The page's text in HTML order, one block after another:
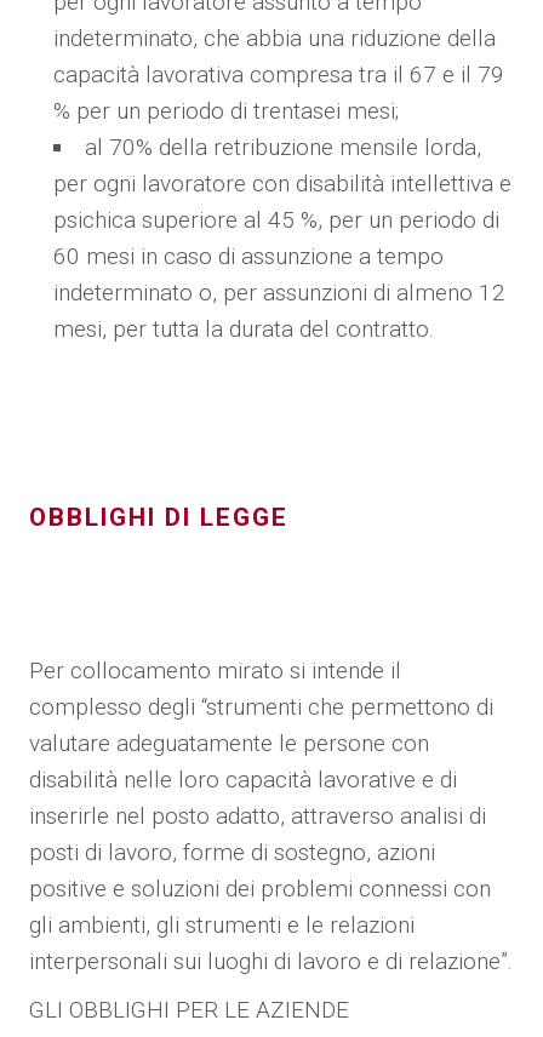
indeterminato, che abbia una riduzione della
capacità lavorativa compresa tra il 67 e il 79
% per un periodo di trentasei mesi;
al 70% della retribuzione mensile lorda,
per ogni lavoratore con disabilità intellettiva e
psichica superiore al 45 %, per un periodo di
60 mesi in caso di assunzione a tempo
indeterminato o, per assunzioni di almeno 12
mesi, per tutta la durata del contratto.
OBBLIGHI DI LEGGE
Per collocamento mirato si intende il
complesso degli “strumenti che permettono di
valutare adeguatamente le persone con
disabilità nelle loro capacità lavorative e di
inserirle nel posto adatto, attraverso analisi di
posti di lavoro, forme di sostegno, azioni
positive e soluzioni dei problemi connessi con
gli ambienti, gli strumenti e le relazioni
interpersonali sui luoghi di lavoro e di relazione”.
GLI OBBLIGHI PER LE AZIENDE